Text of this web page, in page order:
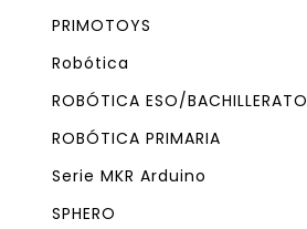
PRIMOTOYS
Robótica
ROBÓTICA ESO/BACHILLERATO
ROBÓTICA PRIMARIA
Serie MKR Arduino
SPHERO